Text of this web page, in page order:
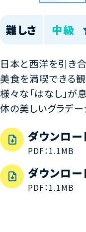
難しさ 中級
日本と西洋を引き
美食を満喫できる観
様々な「はなし」が
体の美しいグラデー
ダウンロー
PDF：1.1MB
ダウンロー
PDF：1.1MB